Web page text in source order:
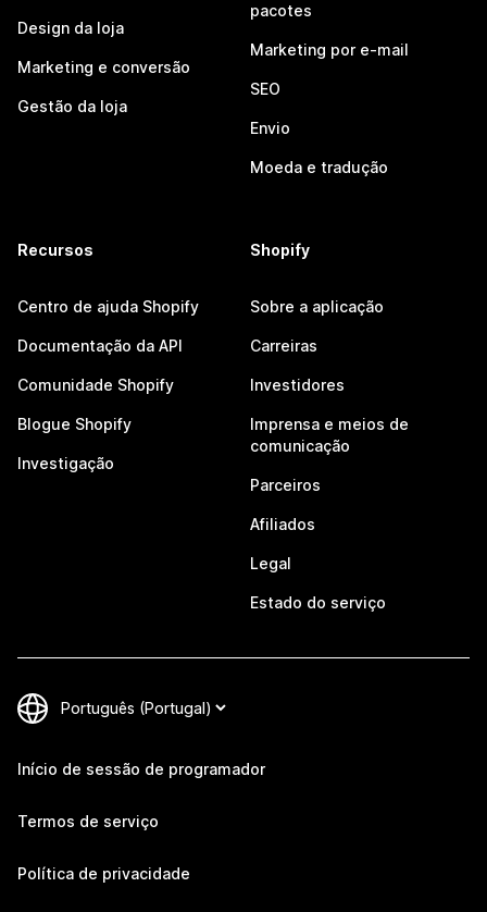
Design da loja
Marketing e conversão
Gestão da loja
pacotes
Marketing por e-mail
SEO
Envio
Moeda e tradução
Recursos
Centro de ajuda Shopify
Documentação da API
Comunidade Shopify
Blogue Shopify
Investigação
Shopify
Sobre a aplicação
Carreiras
Investidores
Imprensa e meios de
comunicação
Parceiros
Afiliados
Legal
Estado do serviço
Início de sessão de programador
Termos de serviço
Política de privacidade